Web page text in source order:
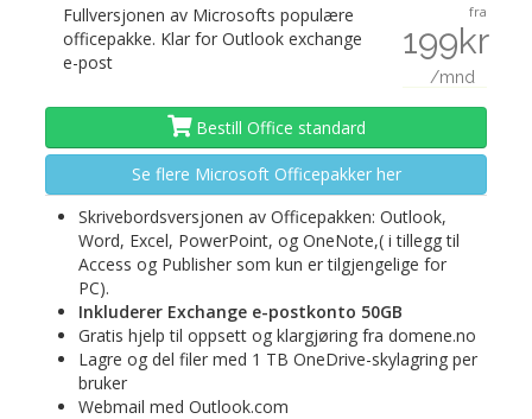
Fullversjonen av Microsofts populære
officepakke. Klar for Outlook exchange
e-post
fra
199kr
/mnd
Bestill Office standard
Se flere Microsoft Officepakker her
Skrivebordsversjonen av Officepakken: Outlook,
Word, Excel, PowerPoint, og OneNote,( i tillegg til
Access og Publisher som kun er tilgjengelige for
PC).
Inkluderer Exchange e-postkonto 50GB
Gratis hjelp til oppsett og klargjøring fra domene.no
Lagre og del filer med 1 TB OneDrive-skylagring per
bruker
Webmail med Outlook.com